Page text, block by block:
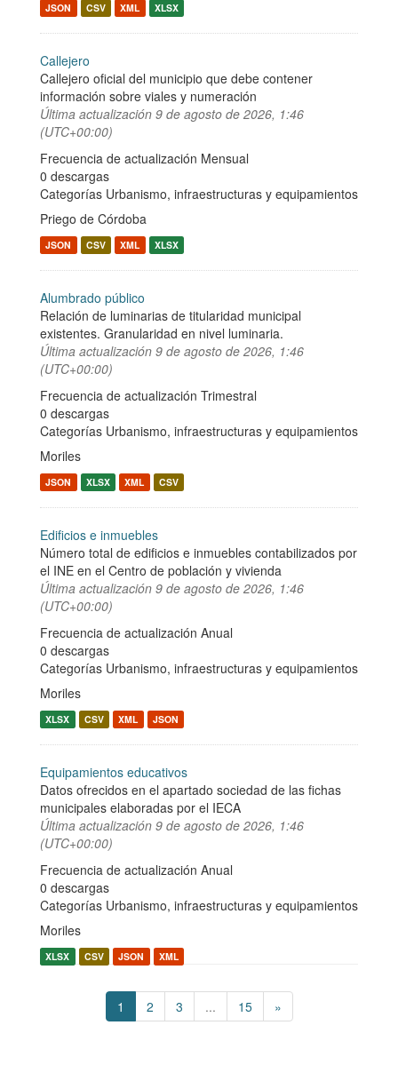
JSON CSV XML XLSX
Callejero
Callejero oficial del municipio que debe contener
información sobre viales y numeración
Última actualización 9 de agosto de 2026, 1:46
(UTC+00:00)
Frecuencia de actualización Mensual
0 descargas
Categorías Urbanismo, infraestructuras y equipamientos
Priego de Córdoba
JSON CSV XML XLSX
Alumbrado público
Relación de luminarias de titularidad municipal
existentes. Granularidad en nivel luminaria.
Última actualización 9 de agosto de 2026, 1:46
(UTC+00:00)
Frecuencia de actualización Trimestral
0 descargas
Categorías Urbanismo, infraestructuras y equipamientos
Moriles
JSON XLSX XML CSV
Edificios e inmuebles
Número total de edificios e inmuebles contabilizados por
el INE en el Centro de población y vivienda
Última actualización 9 de agosto de 2026, 1:46
(UTC+00:00)
Frecuencia de actualización Anual
0 descargas
Categorías Urbanismo, infraestructuras y equipamientos
Moriles
XLSX CSV XML JSON
Equipamientos educativos
Datos ofrecidos en el apartado sociedad de las fichas
municipales elaboradas por el IECA
Última actualización 9 de agosto de 2026, 1:46
(UTC+00:00)
Frecuencia de actualización Anual
0 descargas
Categorías Urbanismo, infraestructuras y equipamientos
Moriles
XLSX CSV JSON XML
1 2 3 ... 15 »